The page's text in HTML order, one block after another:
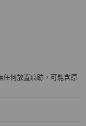
Evelyne 16 新櫻花
任何放置痕跡，可能含原